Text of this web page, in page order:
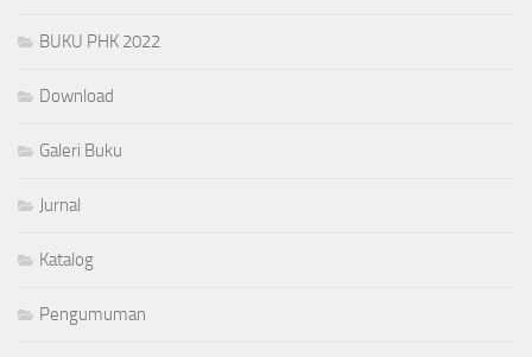
BUKU PHK 2022
Download
Galeri Buku
Jurnal
Katalog
Pengumuman